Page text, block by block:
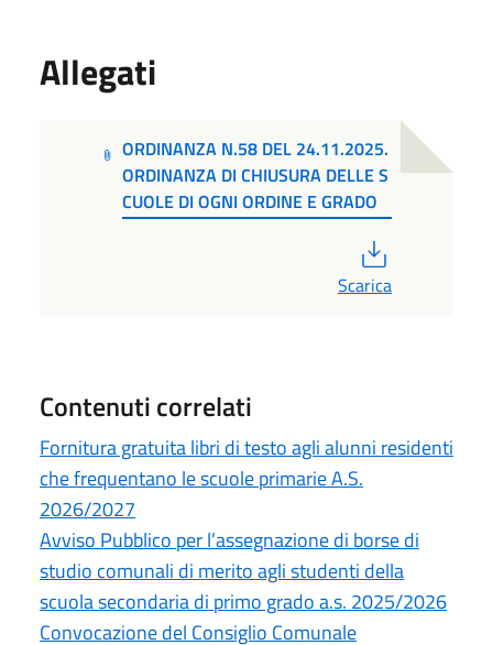
Allegati
ORDINANZA N.58 DEL 24.11.2025.
ORDINANZA DI CHIUSURA DELLE S
CUOLE DI OGNI ORDINE E GRADO
Scarica
Contenuti correlati
Fornitura gratuita libri di testo agli alunni residenti
che frequentano le scuole primarie A.S.
2026/2027
Avviso Pubblico per l’assegnazione di borse di
studio comunali di merito agli studenti della
scuola secondaria di primo grado a.s. 2025/2026
Convocazione del Consiglio Comunale